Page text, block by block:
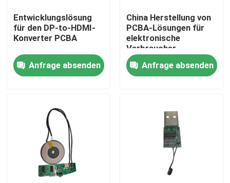
Qualitätskontrolle
Treten Sie mit uns in Verbindung
IC-Chip-Entwurf
Entwicklung integrierter Schaltkreise
Leiterplatte-Versammlung
Entwicklungslösung
für den DP-to-HDMI-
Konverter PCBA
Anfrage absenden
China Herstellung von
PCBA-Lösungen für
elektronische
Verbraucher
Anfrage absenden